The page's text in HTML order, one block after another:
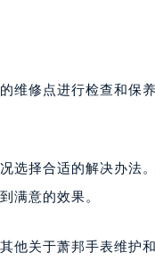
维修点进行检查和保
选择合适的解决办法
满意的效果。
他关于萧邦手表维护